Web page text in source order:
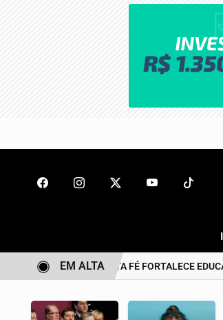
BONITO DE SANTA FÉ FORTALECE
EM ALTA